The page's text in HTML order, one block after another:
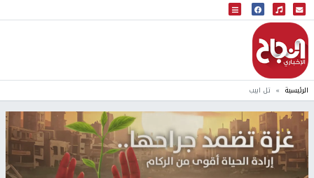
البث المباشر
إذاعة النجاح
الرئيسية تل ابيب